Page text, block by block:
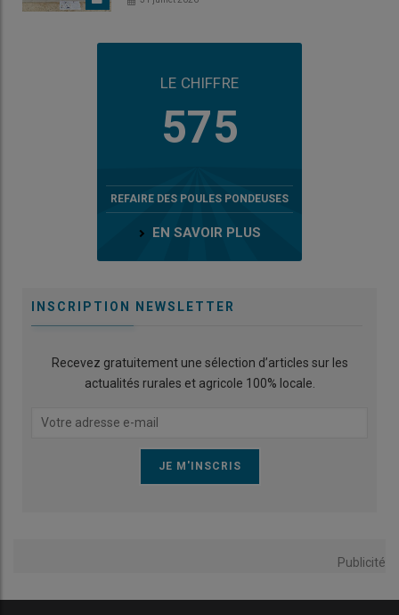
LE CHIFFRE
575
REFAIRE DES POULES PONDEUSES
EN SAVOIR PLUS
INSCRIPTION NEWSLETTER
Recevez gratuitement une sélection d’articles sur les
actualités rurales et agricole 100% locale.
Publicité